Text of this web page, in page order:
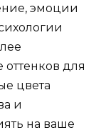
эмоции
для
цвета
и
на ваше